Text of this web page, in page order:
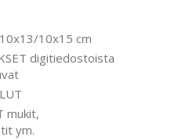
10x15 cm
digitiedostoista
mukit,
ym.